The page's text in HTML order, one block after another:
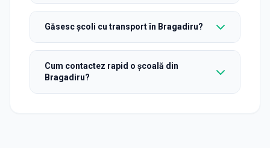
Găsesc școli cu transport în Bragadiru?
Cum contactez rapid o școală din
Bragadiru?